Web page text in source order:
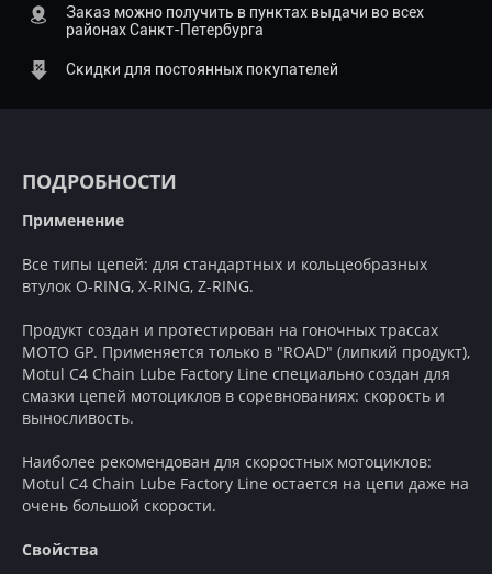
Заказ можно получить в пунктах выдачи во всех
районах Санкт-Петербурга
Скидки для постоянных покупателей
ПОДРОБНОСТИ
Применение
Все типы цепей: для стандартных и кольцеобразных
втулок O-RING, X-RING, Z-RING.
Продукт создан и протестирован на гоночных трассах
MOTO GP. Применяется только в "ROAD" (липкий продукт),
Motul C4 Chain Lube Factory Line специально создан для
смазки цепей мотоциклов в соревнованиях: скорость и
выносливость.
Наиболее рекомендован для скоростных мотоциклов:
Motul C4 Chain Lube Factory Line остается на цепи даже на
очень большой скорости.
Свойства